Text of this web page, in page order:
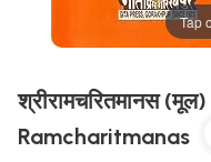
Tap
श्रीरामचरितमानस
Ramcharitmanas